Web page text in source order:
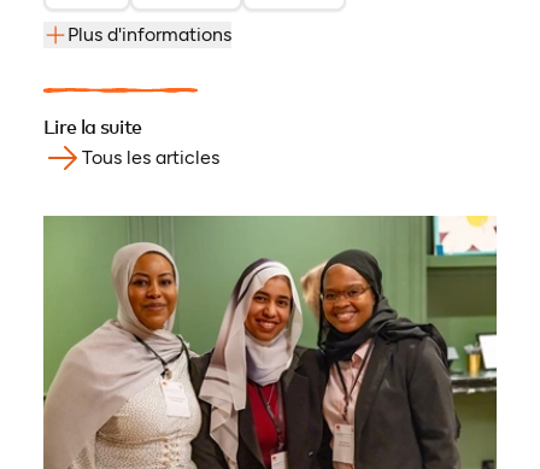
Plus d'informations
Lire la suite
Tous les articles